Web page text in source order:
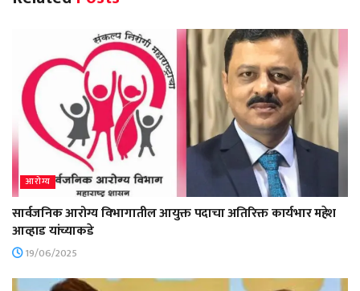
आरोग्य
सार्वजनिक आरोग्य विभागातील आयुक्त पदाचा अतिरिक्त कार्यभार महेश
आव्हाड यांच्याकडे
19/06/2025